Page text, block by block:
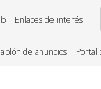
Enlaces de interés
de anuncios Portal